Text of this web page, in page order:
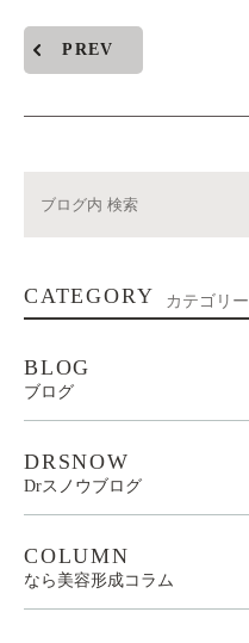
PREV
CATEGORY カテゴリー
BLOG
ブログ
DRSNOW
Drスノウブログ
COLUMN
なら美容形成コラム